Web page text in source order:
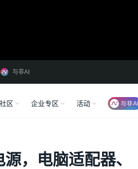
与非AI
社区 企业专区 活动
，电脑适配器、